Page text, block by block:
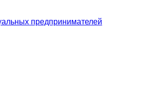
предпринимателей